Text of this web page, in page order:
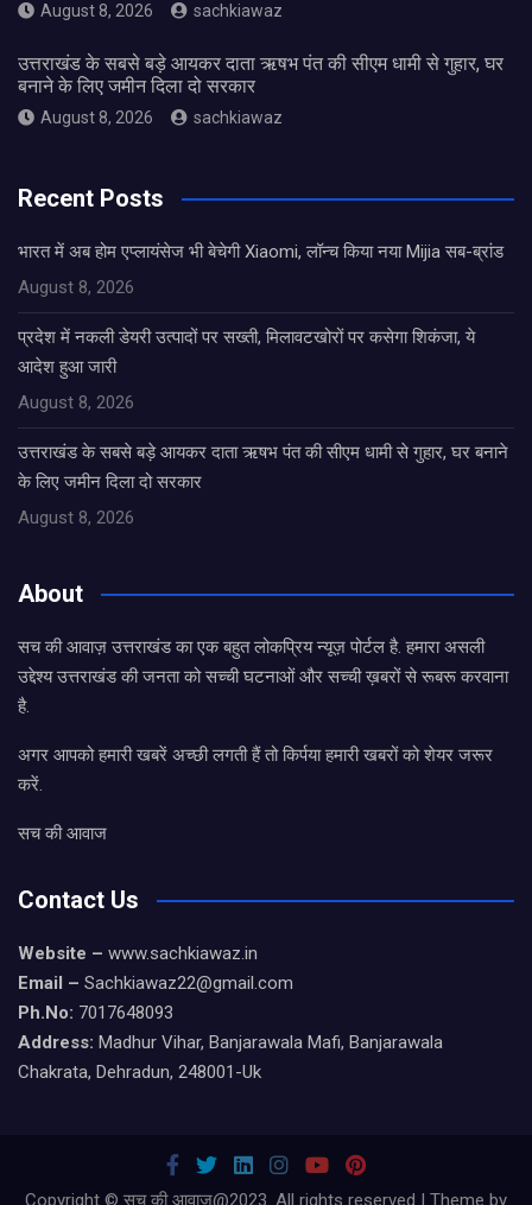
August 8, 2026 sachkiawaz
उत्तराखंड के सबसे बड़े आयकर दाता ऋषभ पंत की सीएम धामी से गुहार, घर
बनाने के लिए जमीन दिला दो सरकार
August 8, 2026 sachkiawaz
Recent Posts
भारत में अब होम एप्लायंसेज भी बेचेगी Xiaomi, लॉन्च किया नया Mijia सब-ब्रांड
August 8, 2026
प्रदेश में नकली डेयरी उत्पादों पर सख्ती, मिलावटखोरों पर कसेगा शिकंजा, ये
आदेश हुआ जारी
August 8, 2026
उत्तराखंड के सबसे बड़े आयकर दाता ऋषभ पंत की सीएम धामी से गुहार, घर बनाने
के लिए जमीन दिला दो सरकार
August 8, 2026
About
सच की आवाज़ उत्तराखंड का एक बहुत लोकप्रिय न्यूज़ पोर्टल है. हमारा असली
उद्देश्य उत्तराखंड की जनता को सच्ची घटनाओं और सच्ची ख़बरों से रूबरू करवाना
है.
अगर आपको हमारी खबरें अच्छी लगती हैं तो किर्पया हमारी खबरों को शेयर जरूर
करें.
सच की आवाज
Contact Us
Website – www.sachkiawaz.in
Email – Sachkiawaz22@gmail.com
Ph.No: 7017648093
Address: Madhur Vihar, Banjarawala Mafi, Banjarawala
Chakrata, Dehradun, 248001-Uk
Copyright © सच की आवाज@2023. All rights reserved | Theme by